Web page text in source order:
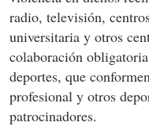
radio, televisión,
universitaria y otros
colaboración
deportes, que
profesional y otros
patrocinadores.